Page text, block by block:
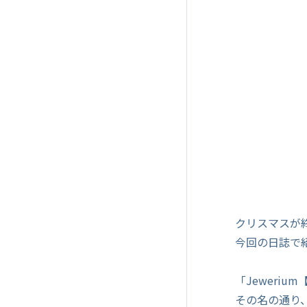
クリスマスが
今回の日誌で
「Jewerium
その名の通り